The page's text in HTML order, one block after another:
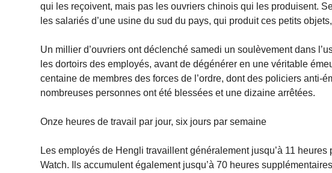
qui les reçoivent, mais pas les ouvriers chinois qui les produisent.
les salariés d’une usine du sud du pays, qui produit ces petits
Un millier d’ouvriers ont déclenché samedi un soulèvement dans
les dortoirs des employés, avant de dégénérer en une véritable
centaine de membres des forces de l’ordre, dont des policiers anti-
nombreuses personnes ont été blessées et une dizaine arrêtées.
Onze heures de travail par jour, six jours par semaine
Les employés de Hengli travaillent généralement jusqu’à 11
Watch. Ils accumulent également jusqu’à 70 heures